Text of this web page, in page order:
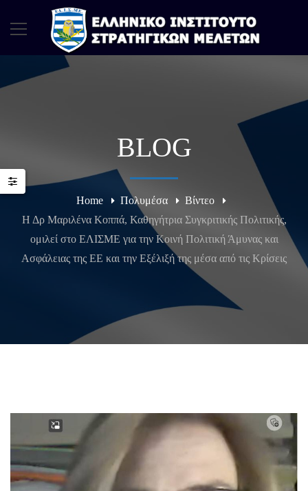
BLOG
Home Πολυμέσα
Βίντεο
Η Δρ Μαριλένα Κοππά, Καθηγήτρια Συγκριτικής Πολιτικής,
ομιλεί στο ΕΛΙΣΜΕ για την Κοινή Πολιτική Άμυνας και
Ασφάλειας της ΕΕ και την Εξέλιξή της μέσα από τις Κρίσεις